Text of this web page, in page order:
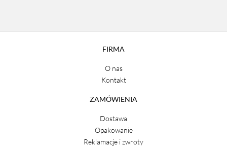
FIRMA
O nas
Kontakt
ZAMÓWIENIA
Dostawa
Opakowanie
Reklamacje i zwroty